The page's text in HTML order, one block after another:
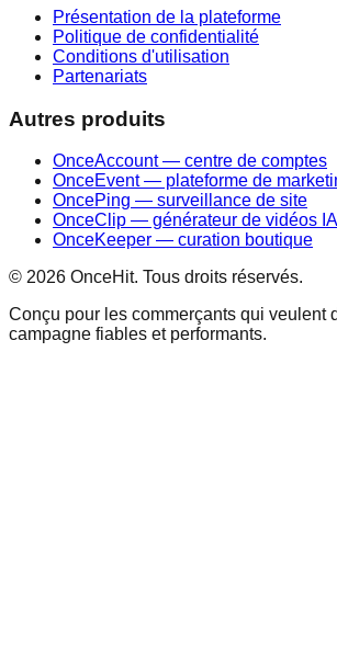
Présentation de la plateforme
Politique de confidentialité
Conditions d'utilisation
Partenariats
Autres produits
OnceAccount — centre de comptes
OnceEvent — plateforme de
OncePing — surveillance de site
OnceClip — générateur de vidéos IA
OnceKeeper — curation boutique
© 2026 OnceHit. Tous droits réservés.
Conçu pour les commerçants qui veulent
campagne fiables et performants.